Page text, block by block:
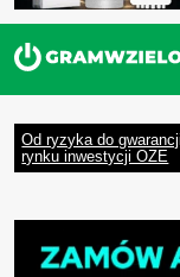
Od ryzyka do
rynku inwestycji OZE